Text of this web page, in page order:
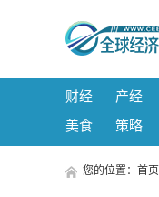
财经 产经
美食
策略
您的位置： 首页